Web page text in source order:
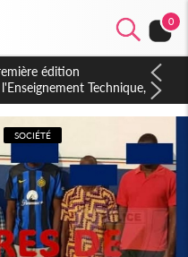
0
une partie de ses
vers sa retraite
SOCIÉTÉ